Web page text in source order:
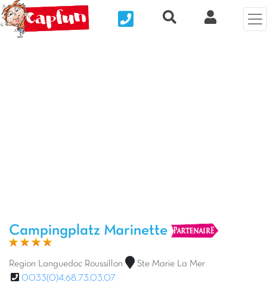
Nous contacterRecherche rapide
Clix
Campingplatz Marinette
Region Languedoc Roussillon
Ste Marie La Mer
0033(0)4.68.73.03.07